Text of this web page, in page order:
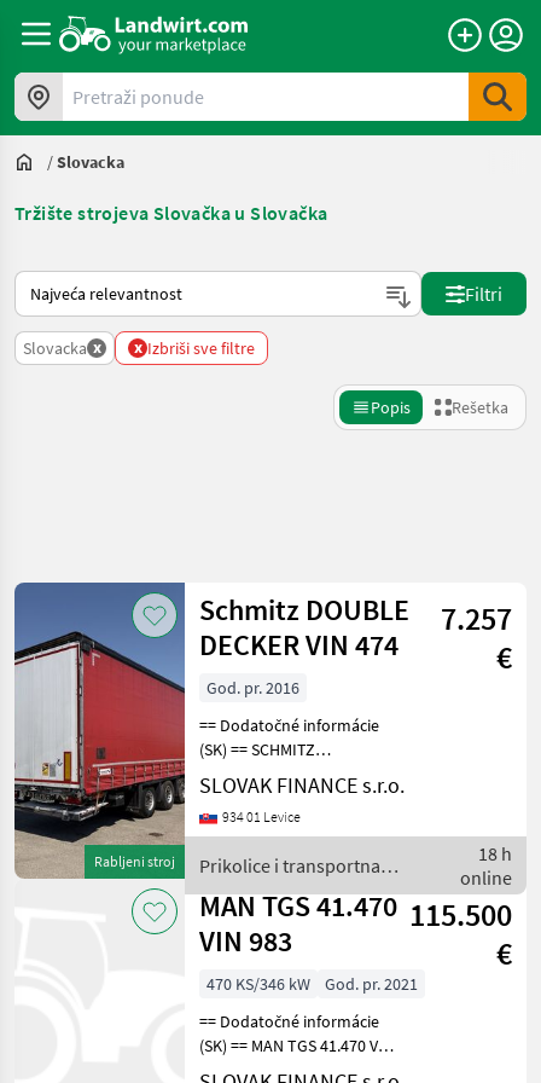
Pretraži ponude
/Slovacka
Tržište strojeva Slovačka u Slovačka
Tako se sortira na Landwirt.com
Filtri
Slovacka x x Izbriši sve filtre
Popis Rešetka
Kategorija Država Filtri
ODABERITE
Poljoprivredna tehnika
363
Auto, kamion, moped
211
Izgradnja
46
Općinska tehnologija
Poništi
Prikaži
rezultata
Rabljeni stroj
Schmitz DOUBLE
DECKER VIN 474
7.257
€
God. pr. 2016
== Dodatočné informácie
(SK) == SCHMITZ
CARGOBULL LOWDECK
trojstranka DOUBLE
DECKER r.v. 11/2016,
náprava, vnútorná výška:
3m, hydraulic
SLOVAK FINANCE s.r.o.
934 01 Levice
Prikolice i transportna
vozila / Schmitz
18 h
online
MAN TGS 41.470
VIN 983
115.500
€
470 KS/346 kW
God. pr. 2021
== Dodatočné informácie
(SK) == MAN TGS 41.470 VS
MONT nadstavba 25 m3 8x6